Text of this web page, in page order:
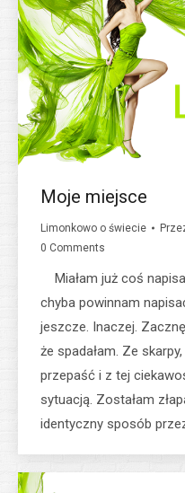
Moje miejsce
Limonkowo o świecie
0 Comments
Miałam już coś
chyba powinnam
jeszcze. Inaczej.
że spadałam. Ze
przepaść i z tej
sytuacją. Zostałam
identyczny sposób